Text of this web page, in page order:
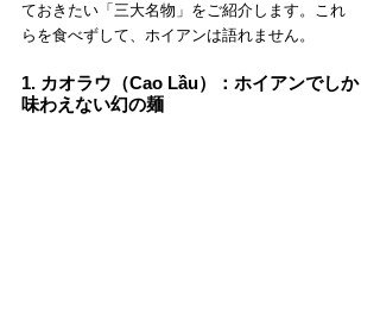
ておきたい「三大名物」をご紹介します。これ
らを食べずして、ホイアンは語れません。
1. カオラウ（Cao Lầu）：ホイアンでしか
味わえない幻の麺